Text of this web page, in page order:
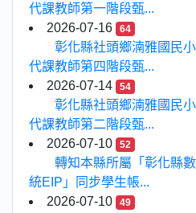
代課教師第一階段甄...
2026-07-16
64
彰化縣社頭鄉湳雅國民
代課教師第四階段甄...
2026-07-14
54
彰化縣社頭鄉湳雅國民
代課教師第二階段甄...
2026-07-10
52
轉知本縣所屬「彰化縣
統EIP」同步學生帳...
2026-07-10
49